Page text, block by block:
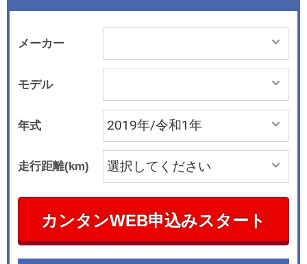
メーカー
モデル
年式
走行距離(km)
カンタンWEB申込みスタート